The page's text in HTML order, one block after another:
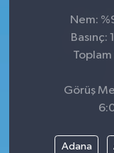
Nem:
Basınç:
Toplam
Görüş
Adana